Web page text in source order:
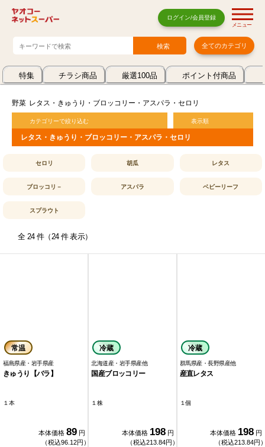
ログイン/会員登録
メニュー
全てのカテゴリ
特集 チラシ商品 厳選100品 ポイント付商品
野菜 レタス・きゅうり・ブロッコリー・アスパラ・セロリ
カテゴリーで絞り込む 表示順
レタス・きゅうり・ブロッコリー・アスパラ・セロリ
セロリ 胡瓜 レタス
ブロッコリ－ アスパラ ベビーリーフ
スプラウト
全 24 件（24 件 表示）
常温
福島県産・岩手県産
きゅうり【バラ】
１本
本体価格 89 円
（税込96.12円）
冷蔵
北海道産・岩手県産他
国産ブロッコリー
１株
本体価格 198 円
（税込213.84円）
冷蔵
群馬県産・長野県産他
産直レタス
１個
本体価格 198 円
（税込213.84円